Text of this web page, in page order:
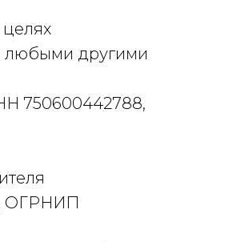
любыми другими
750600442788,
ОГРНИП